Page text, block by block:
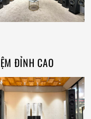
ĐỈNH CAO